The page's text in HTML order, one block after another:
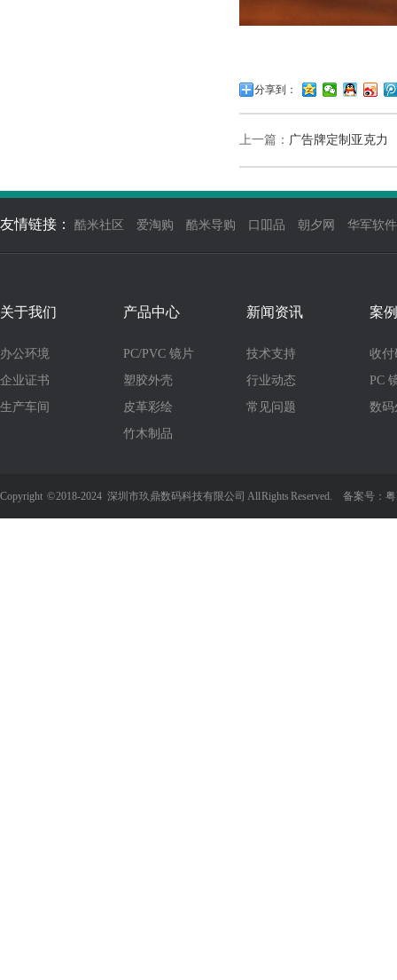
分享到：
上一篇： 广告牌定制亚克力
友情链接： 酷米社区 爱淘购 酷米导购 口吅品 朝夕网 华军软
关于我们
办公环境
企业证书
生产车间
产品中心
PC/PVC 镜片
塑胶外壳
皮革彩绘
竹木制品
新闻资讯
技术支持
行业动态
常见问题
案
收付
PC
数码
Copyright ©2018-2024 深圳市玖鼎数码科技有限公司 All Rights Reserved. 备案号：